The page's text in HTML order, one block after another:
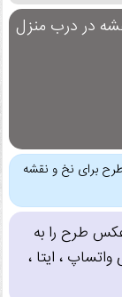
در درب منزل
برای نخ و نقشه
طرح را به
، ایتا ،